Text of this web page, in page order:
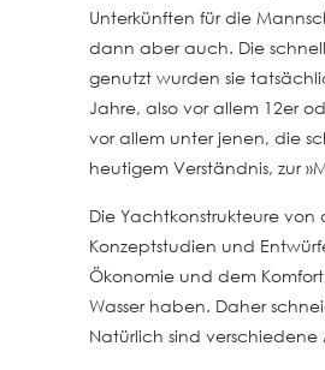
Unterkünften für die
dann aber auch. Die
genutzt wurden sie
Jahre, also vor allem 12er
vor allem unter jenen, die
heutigem Verständnis, zur
Die Yachtkonstrukteure von
Konzeptstudien und
Ökonomie und dem
Wasser haben. Daher
Natürlich sind